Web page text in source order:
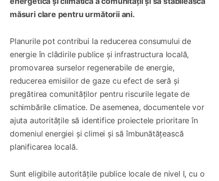
măsuri clare pentru următorii ani.
Planurile pot contribui la reducerea consumului de
energie în clădirile publice și infrastructura locală,
promovarea surselor regenerabile de energie,
reducerea emisiilor de gaze cu efect de seră și
pregătirea comunităților pentru riscurile legate de
schimbările climatice. De asemenea, documentele vor
ajuta autoritățile să identifice proiectele prioritare în
domeniul energiei și climei și să îmbunătățească
planificarea locală.
Sunt eligibile autoritățile publice locale de nivel I, cu o